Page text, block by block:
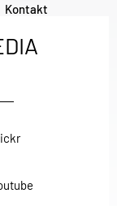
Kontakt